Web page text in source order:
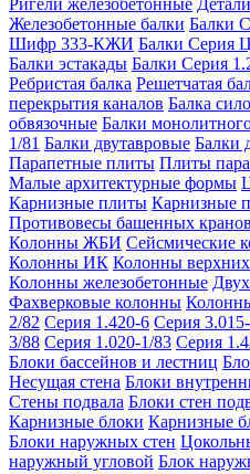
Ригели железобетонные
Железобетонные балки Балки
Шифр 333-КЖИ Балки Серия
Балки эстакады Балки Серия
Ребристая балка Решетчатая
перекрытия каналов Балка
обвязочные Балки
1/81 Балки двутавровые Балки
Парапетные плиты Плиты
Малые архитектурные формы
Карнизные плиты Карнизные
Противовесы башенных кранов
Колонны ЖБИ Сейсмические
Колонны ИК Колонны
Колонны железобетонные
Фахверковые колонны
2/82 Серия 1.420-6 Серия
3/88 Серия 1.020-1/83 Серия
Блоки бассейнов и лестниц
Несущая стена Блоки
Стены подвала Блоки стен
Карнизные блоки Карнизные
Блоки наружных стен
наружный угловой Блок